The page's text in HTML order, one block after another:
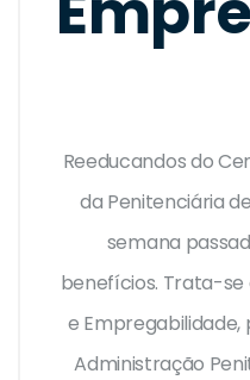
Reeducandos do
da Penitenciária
semana
benefícios. Trata-se
e
Administração